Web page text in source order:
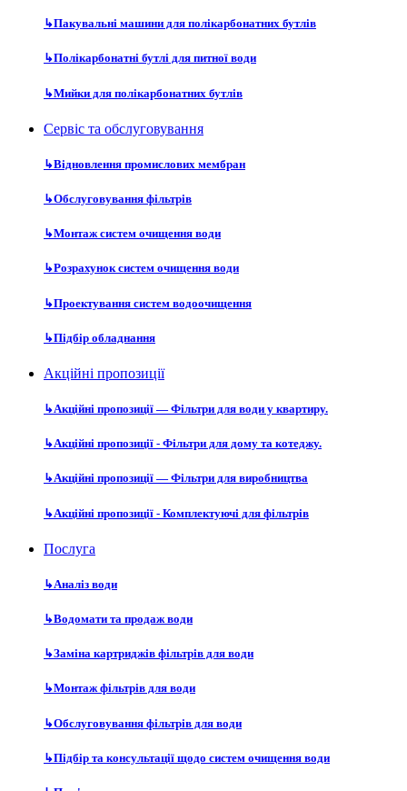
↳Пакувальні машини для полікарбонатних бутлів
↳Полікарбонатні бутлі для питної води
↳Мийки для полікарбонатних бутлів
Сервіс та обслуговування
↳Відновлення промислових мембран
↳Обслуговування фільтрів
↳Монтаж систем очищення води
↳Розрахунок систем очищення води
↳Проектування систем водоочищення
↳Підбір обладнання
Акційні пропозиції
↳Акційні пропозиції — Фільтри для води у квартиру.
↳Акційні пропозиції - Фільтри для дому та котеджу.
↳Акційні пропозиції — Фільтри для виробництва
↳Акційні пропозиції - Комплектуючі для фільтрів
Послуга
↳Аналіз води
↳Водомати та продаж води
↳Заміна картриджів фільтрів для води
↳Монтаж фільтрів для води
↳Обслуговування фільтрів для води
↳Підбір та консультації щодо систем очищення води